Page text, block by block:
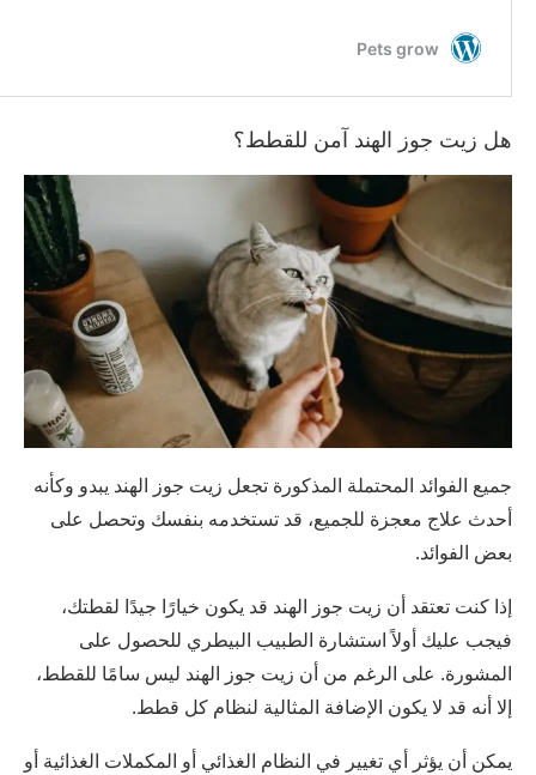
هل زيت جوز الهند آمن للقطط؟
جميع الفوائد المحتملة المذكورة تجعل زيت جوز الهند يبدو وكأنه
أحدث علاج معجزة للجميع، قد تستخدمه بنفسك وتحصل على
بعض الفوائد.
إذا كنت تعتقد أن زيت جوز الهند قد يكون خيارًا جيدًا لقطتك،
فيجب عليك أولاً استشارة الطبيب البيطري للحصول على
المشورة. على الرغم من أن زيت جوز الهند ليس سامًا للقطط،
إلا أنه قد لا يكون الإضافة المثالية لنظام كل قطط.
يمكن أن يؤثر أي تغيير في النظام الغذائي أو المكملات الغذائية أو